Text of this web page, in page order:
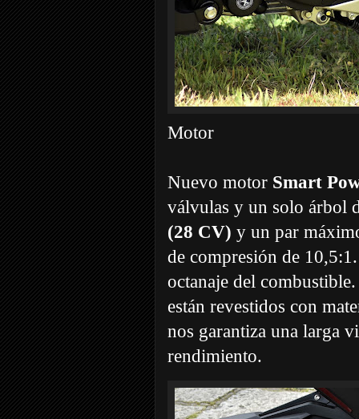
Motor
Nuevo motor Smart
válvulas y un solo árbol
(28 CV) y un par
de compresión de
octanaje del
están revestidos con
nos garantiza una larga
rendimiento.